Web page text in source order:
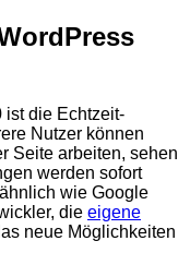
ist die Echtzeit-
Nutzer können
Seite arbeiten, sehen
werden sofort
wie Google
die eigene
neue Möglichkeiten